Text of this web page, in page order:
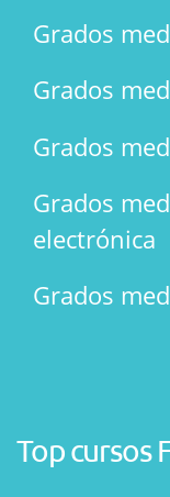
Grados
Grados
Grados
Grados
electrónica
Grados
Top cursos